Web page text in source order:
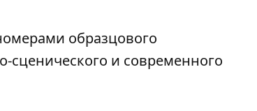
образцового
сценического и современного